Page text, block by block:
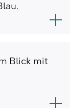
Blick mit